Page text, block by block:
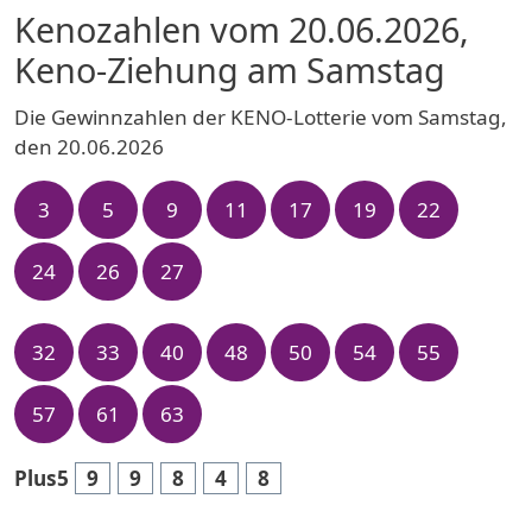
Kenozahlen vom 20.06.2026,
Keno-Ziehung am Samstag
Die Gewinnzahlen der KENO-Lotterie vom Samstag,
den 20.06.2026
3 5 9 11 17 19 22
24 26 27
32 33 40 48 50 54 55
57 61 63
Plus5 9 9 8 4 8